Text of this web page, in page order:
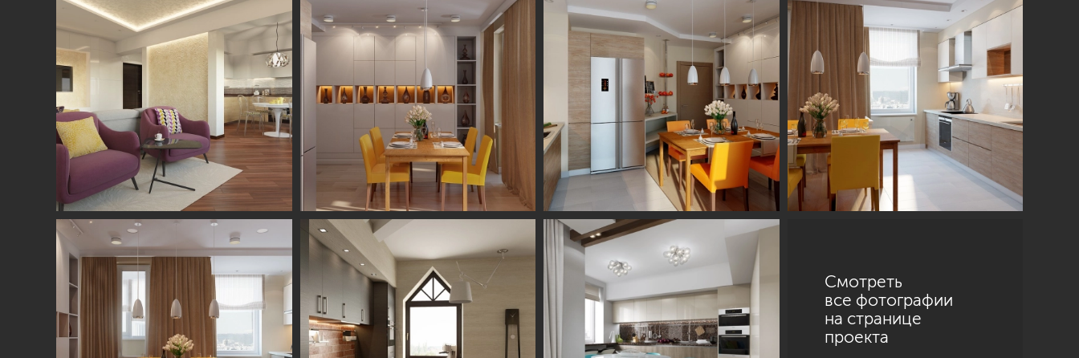
Смотреть
все фотографии
на странице
проекта